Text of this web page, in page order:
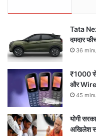
Tata
दमदार
36
₹1000 से
और
45
योगी
अखिलेश